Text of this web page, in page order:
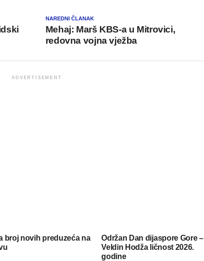
NAREDNI ČLANAK
Mehaj: Marš KBS-a u Mitrovici,
redovna vojna vježba
ADVERTISEMENT
broj novih preduzeća na
Održan Dan dijaspore Gore –
Veldin Hodža ličnost 2026.
godine